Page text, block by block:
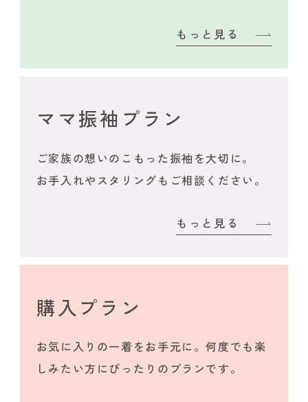
もっと見る
ママ振袖プラン
ご家族の想いのこもった振袖を大切に。
お手入れやスタリングもご相談ください。
もっと見る
購入プラン
お気に入りの一着をお手元に。何度でも楽
しみたい方にぴったりのプランです。